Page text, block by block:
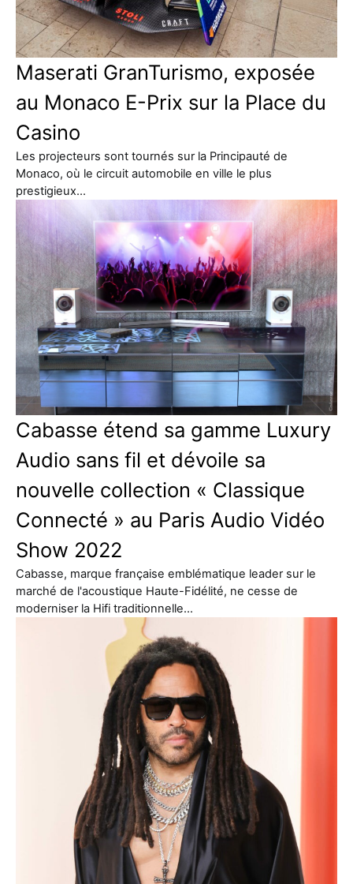
Maserati GranTurismo, exposée
au Monaco E-Prix sur la Place du
Casino
Les projecteurs sont tournés sur la Principauté de
Monaco, où le circuit automobile en ville le plus
prestigieux…
Cabasse étend sa gamme Luxury
Audio sans fil et dévoile sa
nouvelle collection « Classique
Connecté » au Paris Audio Vidéo
Show 2022
Cabasse, marque française emblématique leader sur le
marché de l'acoustique Haute-Fidélité, ne cesse de
moderniser la Hifi traditionnelle…